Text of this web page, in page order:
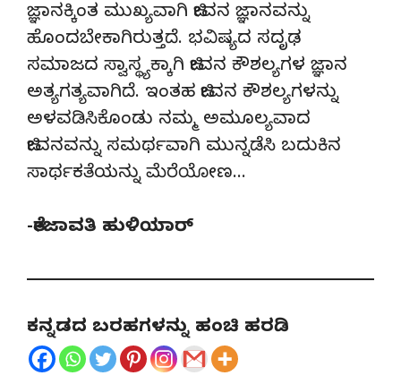
ಜ್ಞಾನಕ್ಕಿಂತ ಮುಖ್ಯವಾಗಿ ಜೀವನ ಜ್ಞಾನವನ್ನು
ಹೊಂದಬೇಕಾಗಿರುತ್ತದೆ. ಭವಿಷ್ಯದ ಸದೃಢ
ಸಮಾಜದ ಸ್ವಾಸ್ಥ್ಯಕ್ಕಾಗಿ ಜೀವನ ಕೌಶಲ್ಯಗಳ ಜ್ಞಾನ
ಅತ್ಯಗತ್ಯವಾಗಿದೆ. ಇಂತಹ ಜೀವನ ಕೌಶಲ್ಯಗಳನ್ನು
ಅಳವಡಿಸಿಕೊಂಡು ನಮ್ಮ ಅಮೂಲ್ಯವಾದ
ಜೀವನವನ್ನು ಸಮರ್ಥವಾಗಿ ಮುನ್ನಡೆಸಿ ಬದುಕಿನ
ಸಾರ್ಥಕತೆಯನ್ನು ಮೆರೆಯೋಣ…
-ತೇಜಾವತಿ ಹುಳಿಯಾರ್
ಕನ್ನಡದ ಬರಹಗಳನ್ನು ಹಂಚಿ ಹರಡಿ